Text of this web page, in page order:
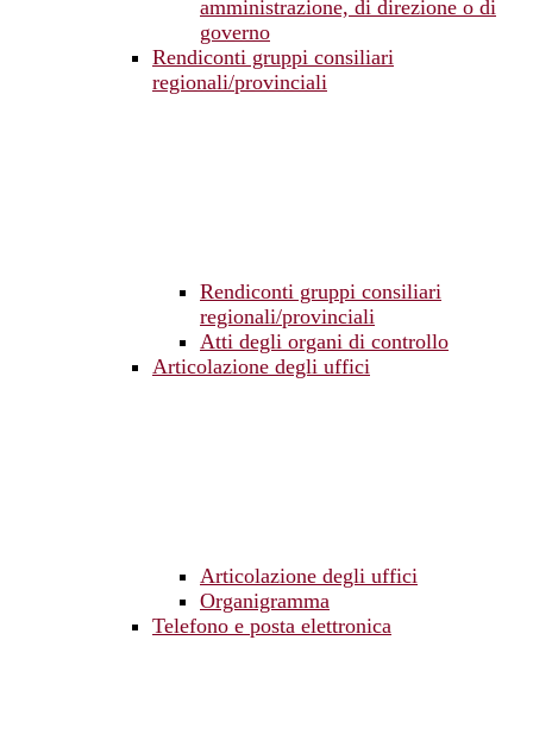
amministrazione, di direzione o di
governo
Rendiconti gruppi consiliari
regionali/provinciali
Rendiconti gruppi consiliari
regionali/provinciali
Atti degli organi di controllo
Articolazione degli uffici
Articolazione degli uffici
Organigramma
Telefono e posta elettronica